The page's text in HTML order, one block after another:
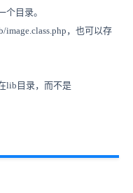
目录。
，也可以存
lib目录，而不是